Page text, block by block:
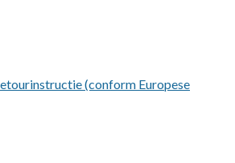
(conform Europese